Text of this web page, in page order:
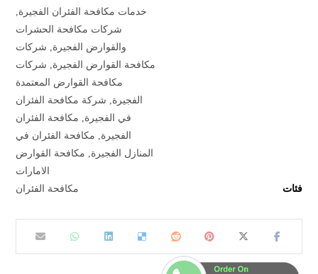
خدمات مكافحة الفئران الفجيرة,
شركات مكافحة الحشرات
والقوارض الفجيرة, شركات
مكافحة القوارض الفجيرة, شركات
مكافحة القوارض المعتمدة
الفجيرة, شركة مكافحة الفئران
في الفجيرة, مكافحة الفئران
الفجيرة, مكافحة الفئران في
المنازل الفجيرة, مكافحة القوارض
الامارات
فئات
مكافحة الفئران